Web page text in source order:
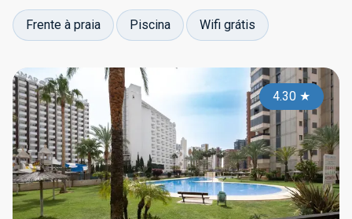
Frente à praia Piscina Wifi grátis
4.30★